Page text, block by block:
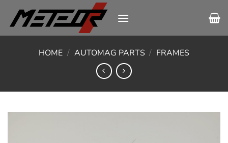
HOME / AUTOMAG PARTS / FRAMES